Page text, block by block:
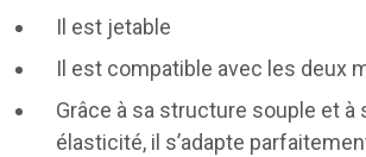
Il est jetable
Il est compatible avec les deux
Grâce à sa structure souple et à
élasticité, il s’adapte